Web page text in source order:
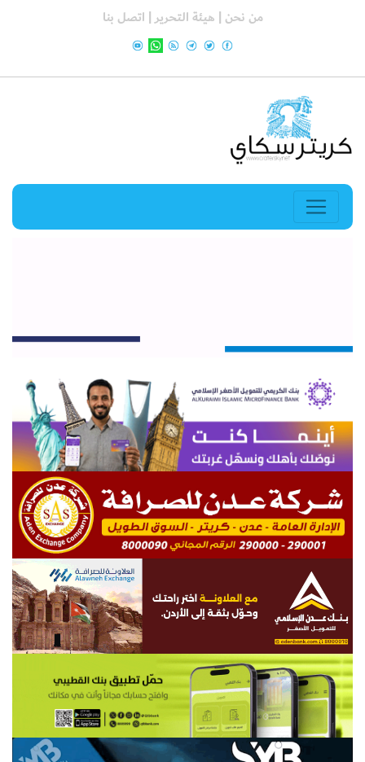
من نحن | هيئة التحرير | اتصل بنا